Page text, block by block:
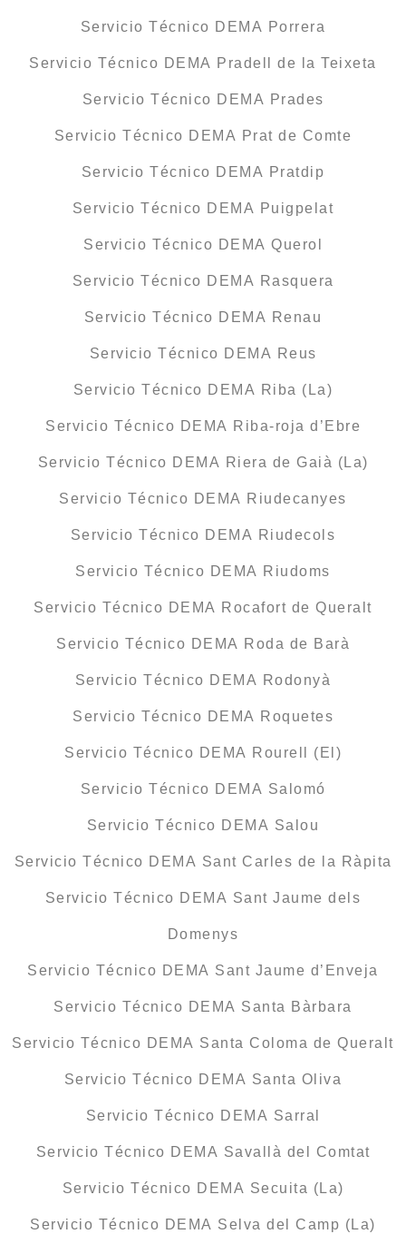
Servicio Técnico DEMA Porrera
Servicio Técnico DEMA Pradell de la Teixeta
Servicio Técnico DEMA Prades
Servicio Técnico DEMA Prat de Comte
Servicio Técnico DEMA Pratdip
Servicio Técnico DEMA Puigpelat
Servicio Técnico DEMA Querol
Servicio Técnico DEMA Rasquera
Servicio Técnico DEMA Renau
Servicio Técnico DEMA Reus
Servicio Técnico DEMA Riba (La)
Servicio Técnico DEMA Riba-roja d’Ebre
Servicio Técnico DEMA Riera de Gaià (La)
Servicio Técnico DEMA Riudecanyes
Servicio Técnico DEMA Riudecols
Servicio Técnico DEMA Riudoms
Servicio Técnico DEMA Rocafort de Queralt
Servicio Técnico DEMA Roda de Barà
Servicio Técnico DEMA Rodonyà
Servicio Técnico DEMA Roquetes
Servicio Técnico DEMA Rourell (El)
Servicio Técnico DEMA Salomó
Servicio Técnico DEMA Salou
Servicio Técnico DEMA Sant Carles de la Ràpita
Servicio Técnico DEMA Sant Jaume dels
Domenys
Servicio Técnico DEMA Sant Jaume d’Enveja
Servicio Técnico DEMA Santa Bàrbara
Servicio Técnico DEMA Santa Coloma de Queralt
Servicio Técnico DEMA Santa Oliva
Servicio Técnico DEMA Sarral
Servicio Técnico DEMA Savallà del Comtat
Servicio Técnico DEMA Secuita (La)
Servicio Técnico DEMA Selva del Camp (La)